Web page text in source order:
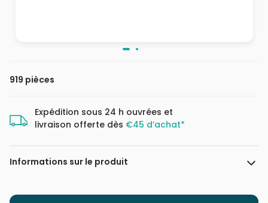
919 pièces
Expédition sous 24 h ouvrées et
livraison offerte dès €45 d’achat*
Informations sur le produit
Marque
Ravensburger, le leader